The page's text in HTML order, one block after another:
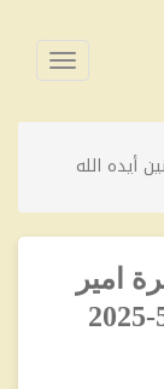
فتح
أيده الله
امير